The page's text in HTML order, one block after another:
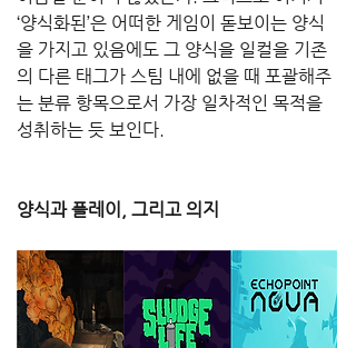
‘양식화된’은 어떠한 게임이 돋보이는 양식
을 가지고 있음에도 그 양식을 일컬을 기존
의 다른 태그가 스팀 내에 없을 때 포괄해주
는 분류 항목으로서 가장 일차적인 목적을
성취하는 듯 보인다.
양식과 플레이, 그리고 의지